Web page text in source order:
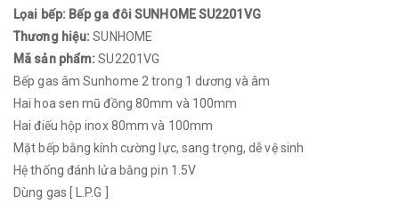
Lọai bếp: Bếp ga đôi SUNHOME SU2201VG
Thương hiệu: SUNHOME
Mã sản phẩm:SU2201VG
Bếp gas âm Sunhome 2 trong 1 dương và âm
Hai hoa sen mũ đồng 80mm và 100mm
Hai điếu hộp inox 80mm và 100mm
Mặt bếp bằng kính cường lực, sang trọng, dễ vệ sinh
Hệ thống đánh lửa bằng pin 1.5V
Dùng gas [ L.P.G ]